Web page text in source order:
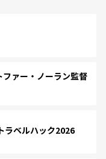
ァー・ノーラン監督
ベルハック2026